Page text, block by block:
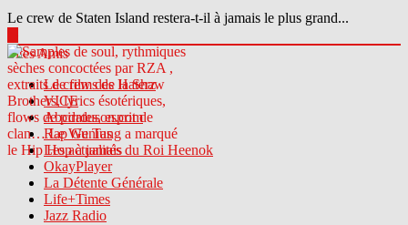
Le crew de Staten Island restera-t-il à jamais le plus grand...
Sites Amis
Le crew des Haterz
VICE
Abcdrduson.com
Rap Genius
Les actualités du Roi Heenok
OkayPlayer
La Détente Générale
Life+Times
Jazz Radio